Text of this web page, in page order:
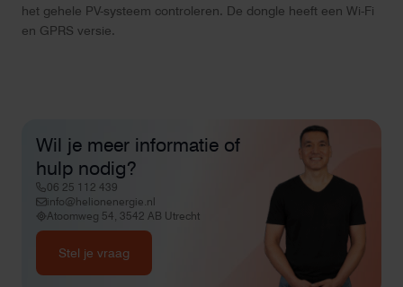
het gehele PV-systeem controleren. De dongle heeft een Wi-Fi
en GPRS versie.
Wil je meer informatie of
hulp nodig?
06 25 112 439
info@helionenergie.nl
Atoomweg 54, 3542 AB Utrecht
Stel je vraag